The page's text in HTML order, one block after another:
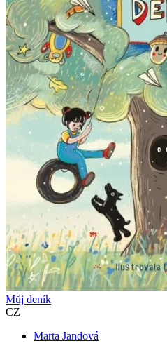
Můj deník
CZ
Marta Jandová